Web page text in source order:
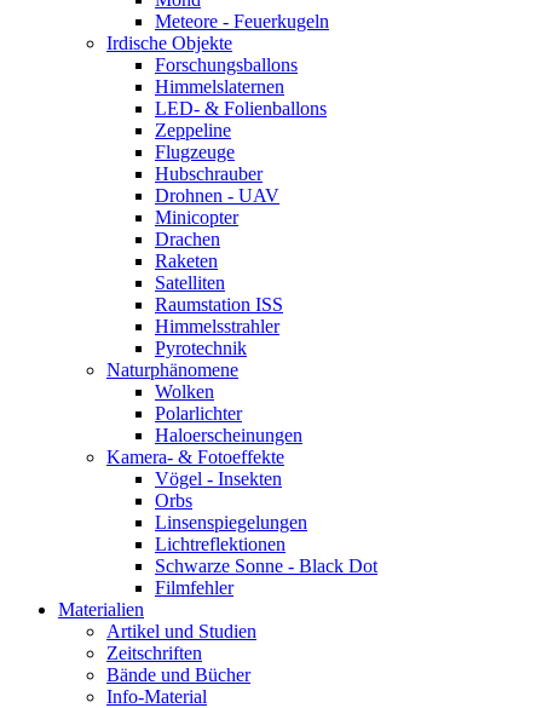
Meteore - Feuerkugeln
Irdische Objekte
Forschungsballons
Himmelslaternen
LED- & Folienballons
Zeppeline
Flugzeuge
Hubschrauber
Drohnen - UAV
Minicopter
Drachen
Raketen
Satelliten
Raumstation ISS
Himmelsstrahler
Pyrotechnik
Naturphänomene
Wolken
Polarlichter
Haloerscheinungen
Kamera- & Fotoeffekte
Vögel - Insekten
Orbs
Linsenspiegelungen
Lichtreflektionen
Schwarze Sonne - Black Dot
Filmfehler
Materialien
Artikel und Studien
Zeitschriften
Bände und Bücher
Info-Material